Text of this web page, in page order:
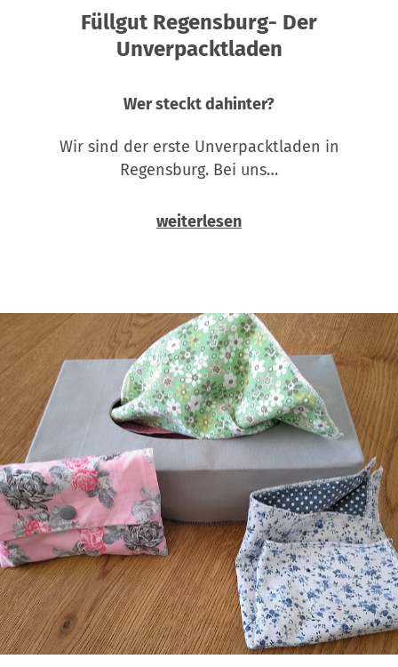
Füllgut Regensburg- Der
Unverpacktladen
Wer steckt dahinter?
Wir sind der erste Unverpacktladen in
Regensburg. Bei uns…
weiterlesen